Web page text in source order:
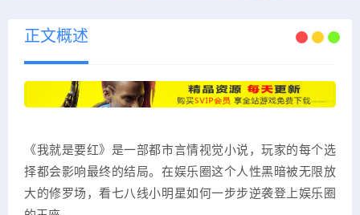
正文概述
《我就是要红》是一部都市言情视觉小说，玩家的每个选
择都会影响最终的结局。在娱乐圈这个人性黑暗被无限放
大的修罗场，看七八线小明星如何一步步逆袭登上娱乐圈